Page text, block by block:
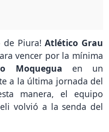
de Piura!Atlético Grau
vencer por la mínima
Moquegua en un
a la última jornada del
manera, el equipo
volvió a la senda del